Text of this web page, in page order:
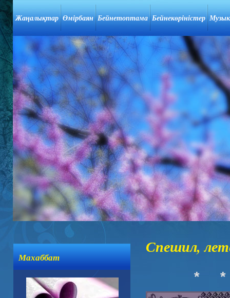
Жаңалықтар Өмірбаян Бейнетоптама Бейнекөріністер
Махаббат
Спешил,
* *